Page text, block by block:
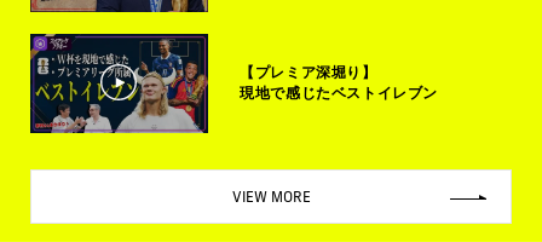
【プレミア深堀り】
現地で感じたベストイレブン
VIEW MORE